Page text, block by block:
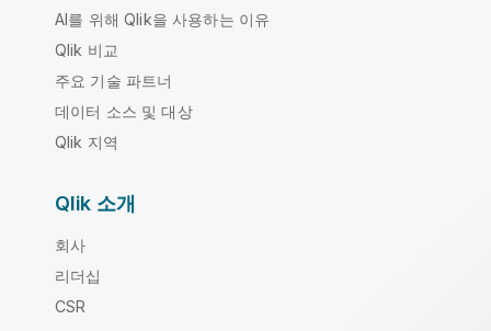
AI를 위해 Qlik을 사용하는 이유
Qlik 비교
주요 기술 파트너
데이터 소스 및 대상
Qlik 지역
Qlik 소개
회사
리더십
CSR